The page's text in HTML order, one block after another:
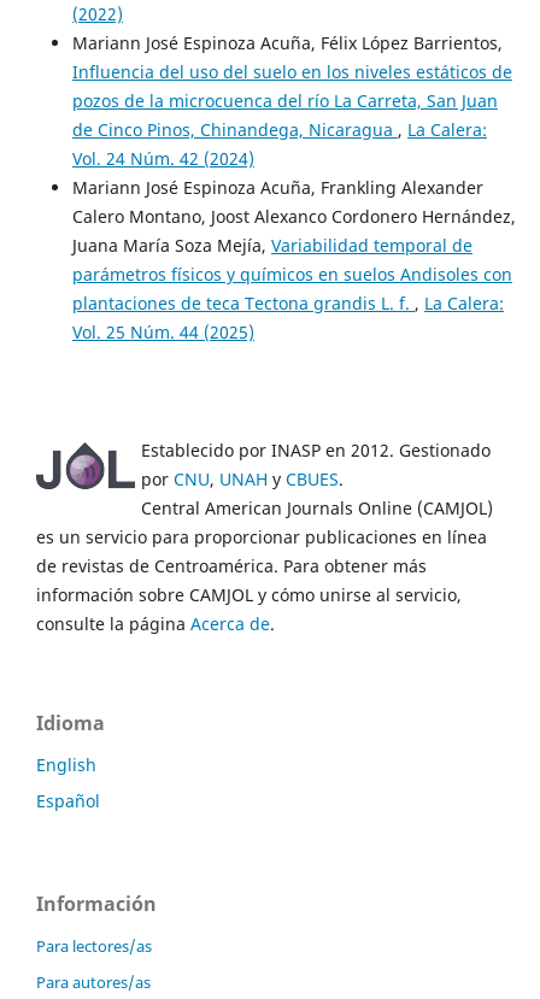
(2022)
Mariann José Espinoza Acuña, Félix López Barrientos,
Influencia del uso del suelo en los niveles estáticos de
pozos de la microcuenca del río La Carreta, San Juan
de Cinco Pinos, Chinandega, Nicaragua , La Calera:
Vol. 24 Núm. 42 (2024)
Mariann José Espinoza Acuña, Frankling Alexander
Calero Montano, Joost Alexanco Cordonero Hernández,
Juana María Soza Mejía, Variabilidad temporal de
parámetros físicos y químicos en suelos Andisoles con
plantaciones de teca Tectona grandis L. f. , La Calera:
Vol. 25 Núm. 44 (2025)
Establecido por INASP en 2012. Gestionado
por CNU, UNAH y CBUES.
Central American Journals Online (CAMJOL)
es un servicio para proporcionar publicaciones en línea
de revistas de Centroamérica. Para obtener más
información sobre CAMJOL y cómo unirse al servicio,
consulte la página Acerca de.
Idioma
English
Español
Información
Para lectores/as
Para autores/as